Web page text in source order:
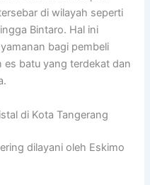
di wilayah seperti
Bintaro. Hal ini
bagi pembeli
es batu yang terdekat dan
di Kota Tangerang
dilayani oleh Eskimo